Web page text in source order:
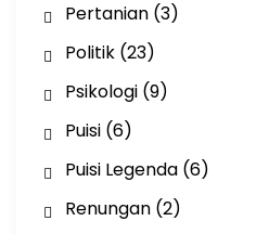
Pertanian(3)
Politik(23)
Psikologi(9)
Puisi(6)
Puisi Legenda(6)
Renungan(2)